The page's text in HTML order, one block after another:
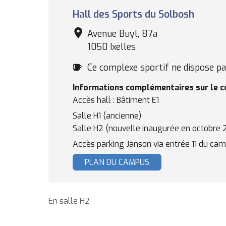
Complexe
sportif
Hall des Sports du Solbosh
Avenue Buyl, 87a
1050 Ixelles
Cafétéria
Ce complexe sportif ne dispose
Informations complémentaires sur le
Accès hall : Bâtiment E1
Salle H1 (ancienne)
Salle H2 (nouvelle inaugurée en octobre
Accès parking Janson via entrée 11 du
PLAN DU CAMPUS
En salle H2